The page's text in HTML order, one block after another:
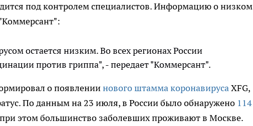
под контролем специалистов. Информацию о низком
остается низким. Во всех регионах России
против гриппа", - передает "Коммерсант".
о появлениинового штамма коронавирусаXFG,
По данным на 23 июля, в России было обнаружено 114
этом большинство заболевших проживают в Москве.